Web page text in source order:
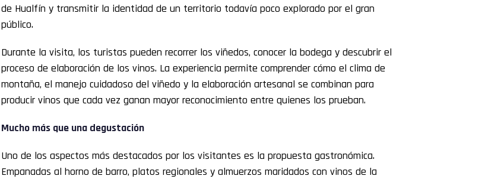
de Hualfín y transmitir la identidad de un territorio todavía poco explorado por el gran
público.
Durante la visita, los turistas pueden recorrer los viñedos, conocer la bodega y descubrir el
proceso de elaboración de los vinos. La experiencia permite comprender cómo el clima de
montaña, el manejo cuidadoso del viñedo y la elaboración artesanal se combinan para
producir vinos que cada vez ganan mayor reconocimiento entre quienes los prueban.
Mucho más que una degustación
Uno de los aspectos más destacados por los visitantes es la propuesta gastronómica.
Empanadas al horno de barro, platos regionales y almuerzos maridados con vinos de la